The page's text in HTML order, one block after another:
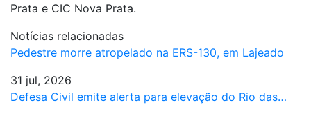
Prata e CIC Nova Prata.
Notícias relacionadas
Pedestre morre atropelado na ERS-130, em Lajeado
31 jul, 2026
Defesa Civil emite alerta para elevação do Rio das…